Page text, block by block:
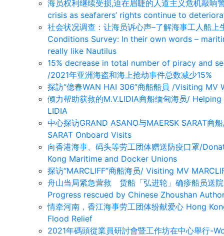
海员权利继续受损,迫在眉睫的人道主义危机敲
crisis as seafarers’ rights continue to
社会状况调查：让海员诉心声–了解海事工人船
Conditions Survey: In their own words –
really like Nautilus
15% decrease in total number of piracy and
/2021年亚洲海盗和海上抢劫事件总数减少15%
探訪“億春WAN HAI 306”商船船員 /Visiting MV
倾力帮助获救的M.V.LIDIA商船缅甸海员/
LIDIA
中心探访GRAND ASANO与MAERSK SARAT商
SARAT Onboard Visits
向香港海事、码头等劳工团体赠送防疫口罩/
Kong Maritime and Docker Unions
探访“MARCLIFF”商船海员/ Visiting MV
舟山当局紧急营救 货船「弘进轮」确疹船员送
Progress rescued by Chinese Zhoushan
情牵河南，香江海事劳工团体纷献爱心 Hong
Flood Relief
2021年碼頭從業員研討會暨工作坊在中心舉行-